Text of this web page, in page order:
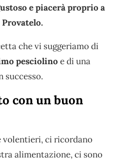
e piacerà proprio a
che vi suggeriamo di
pesciolino e di una
successo.
con un buon
volentieri, ci ricordano
alimentazione, ci sono